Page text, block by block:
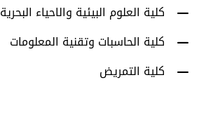
كلية العلوم البيئية والاحياء البحرية
كلية الحاسبات وتقنية المعلومات
كلية التمريض